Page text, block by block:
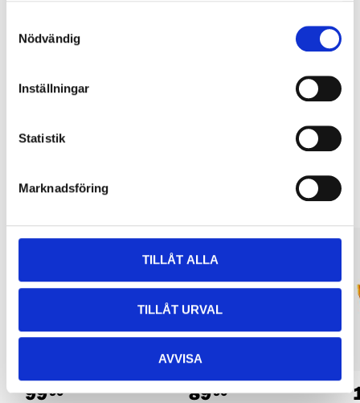
Nödvändig
Inställningar
Statistik
Marknadsföring
TILLÅT ALLA
TILLÅT URVAL
AVVISA
9990 8990